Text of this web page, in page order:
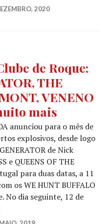
2020
de Roque:
THE
VENENO
mais
anunciou para o mês de
explosivos, desde logo
de Nick
e QUEENS OF THE
para duas datas, a 11
os WE HUNT BUFFALO
No dia seguinte, 12 de
— Clube de
GENERATOR, THE